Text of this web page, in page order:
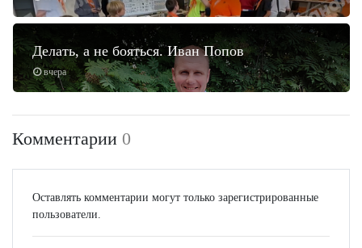
вчера
Делать, а не бояться. Иван Попов
Комментарии 0
Оставлять комментарии могут только зарегистрированные
пользователи.